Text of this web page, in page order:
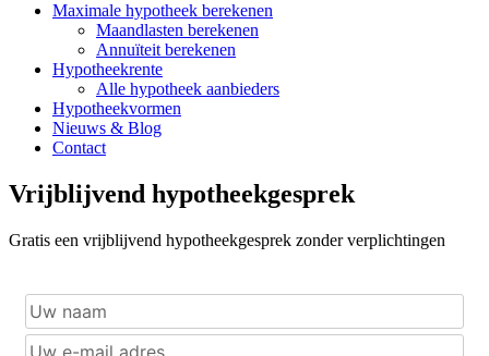
Maximale hypotheek berekenen
Maandlasten berekenen
Annuïteit berekenen
Hypotheekrente
Alle hypotheek aanbieders
Hypotheekvormen
Nieuws & Blog
Contact
Vrijblijvend hypotheekgesprek
Gratis een vrijblijvend hypotheekgesprek zonder verplichtingen